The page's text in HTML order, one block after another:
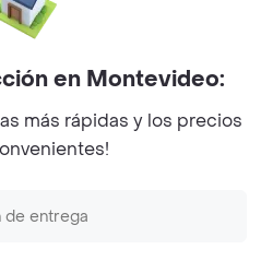
en Montevideo:
más rápidas y los precios